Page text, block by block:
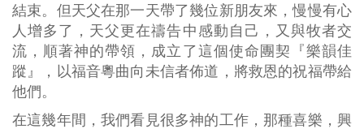
結束。但天父在那一天帶了幾位新朋友來，慢慢有心
人增多了，天父更在禱告中感動自己，又與牧者交
流，順著神的帶領，成立了這個使命團契『樂韻佳
蹤』，以福音粵曲向未信者佈道，將救恩的祝福帶給
他們。
在這幾年間，我們看見很多神的工作，那種喜樂，興